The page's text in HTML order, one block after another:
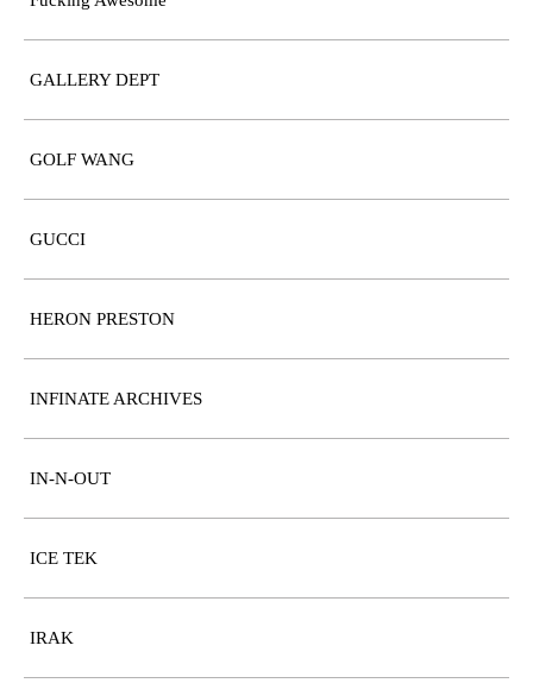
GALLERY DEPT
GOLF WANG
GUCCI
HERON PRESTON
INFINATE ARCHIVES
IN-N-OUT
ICE TEK
IRAK